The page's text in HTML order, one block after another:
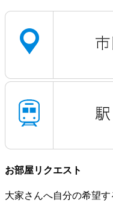
お部屋リクエスト
大家さんへ自分の希望